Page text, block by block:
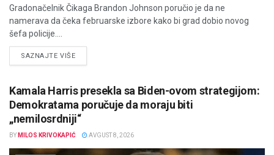
Gradonačelnik Čikaga Brandon Johnson poručio je da ne
namerava da čeka februarske izbore kako bi grad dobio novog
šefa policije....
SAZNAJTE VIŠEDETAILS
Kamala Harris presekla sa Biden-ovom strategijom:
Demokratama poručuje da moraju biti
„nemilosrdniji“
BY MILOS KRIVOKAPIĆ AVGUST 8, 2026